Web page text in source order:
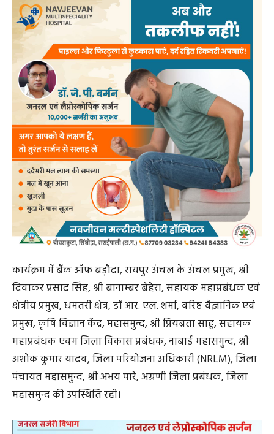
कार्यक्रम में बैंक ऑफ बड़ौदा, रायपुर अंचल के अंचल प्रमुख, श्री
दिवाकर प्रसाद सिंह, श्री बानाम्बर बेहेरा, सहायक महाप्रबंधक एवं
क्षेत्रीय प्रमुख, धमतरी क्षेत्र, डॉ आर. एल. शर्मा, वरिष्ठ वैज्ञानिक एवं
प्रमुख, कृषि विज्ञान केंद्र, महासमुन्द, श्री प्रियब्रता साहू, सहायक
महाप्रबंधक एवम जिला विकास प्रबंधक, नाबार्ड महासमुन्द, श्री
अशोक कुमार यादव, जिला परियोजना अधिकारी (NRLM), जिला
पंचायत महासमुन्द, श्री अभय पारे, अग्रणी जिला प्रबंधक, जिला
महासमुन्द की उपस्थिति रही।